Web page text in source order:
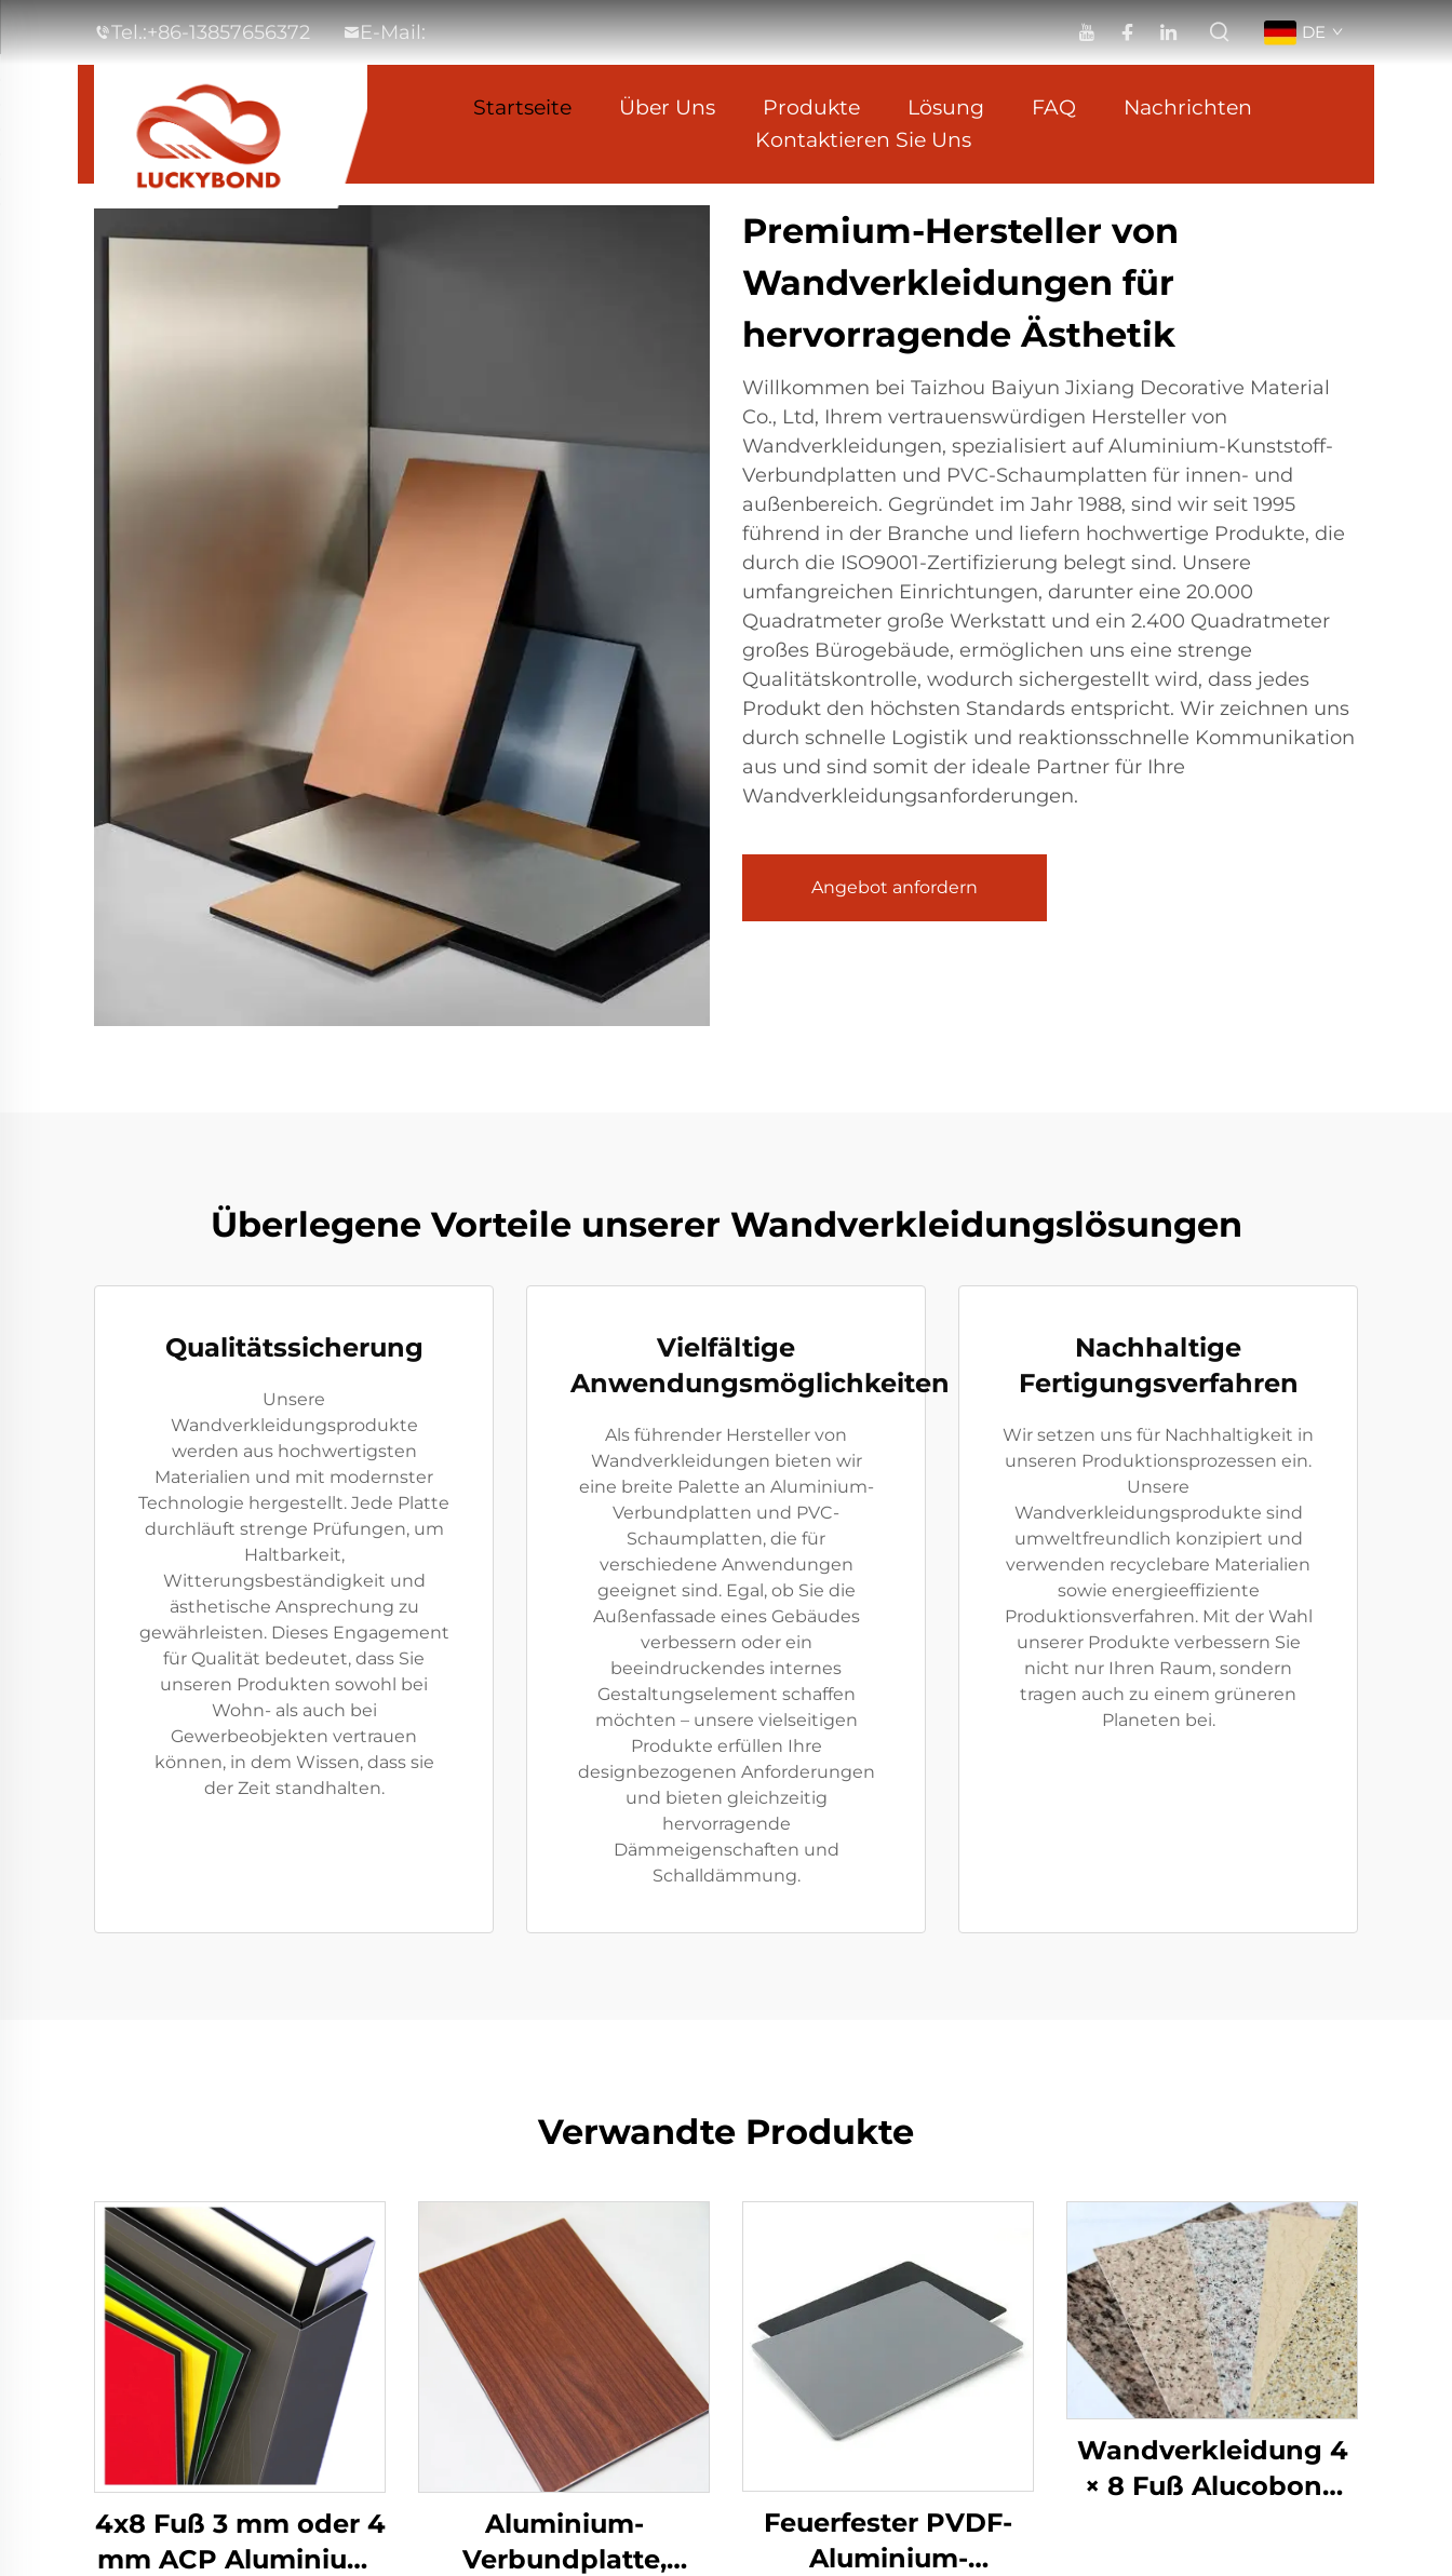
Tel.:+86-13857656372 E-Mail: DE
Startseite Über Uns Produkte Lösung FAQ
Nachrichten
Kontaktieren Sie Uns
Premium-Hersteller von
Wandverkleidungen für
hervorragende Ästhetik
Willkommen bei Taizhou Baiyun Jixiang Decorative Material
Co., Ltd, Ihrem vertrauenswürdigen Hersteller von
Wandverkleidungen, spezialisiert auf Aluminium-Kunststoff-
Verbundplatten und PVC-Schaumplatten für innen- und
außenbereich. Gegründet im Jahr 1988, sind wir seit 1995
führend in der Branche und liefern hochwertige Produkte, die
durch die ISO9001-Zertifizierung belegt sind. Unsere
umfangreichen Einrichtungen, darunter eine 20.000
Quadratmeter große Werkstatt und ein 2.400 Quadratmeter
großes Bürogebäude, ermöglichen uns eine strenge
Qualitätskontrolle, wodurch sichergestellt wird, dass jedes
Produkt den höchsten Standards entspricht. Wir zeichnen uns
durch schnelle Logistik und reaktionsschnelle Kommunikation
aus und sind somit der ideale Partner für Ihre
Wandverkleidungsanforderungen.
Angebot anfordern
Überlegene Vorteile unserer Wandverkleidungslösungen
Qualitätssicherung
Unsere
Wandverkleidungsprodukte
werden aus hochwertigsten
Materialien und mit modernster
Technologie hergestellt. Jede Platte
durchläuft strenge Prüfungen, um
Haltbarkeit,
Witterungsbeständigkeit und
ästhetische Ansprechung zu
gewährleisten. Dieses Engagement
für Qualität bedeutet, dass Sie
unseren Produkten sowohl bei
Wohn- als auch bei
Gewerbeobjekten vertrauen
können, in dem Wissen, dass sie
der Zeit standhalten.
Vielfältige
Anwendungsmöglichkeiten
Als führender Hersteller von
Wandverkleidungen bieten wir
eine breite Palette an Aluminium-
Verbundplatten und PVC-
Schaumplatten, die für
verschiedene Anwendungen
geeignet sind. Egal, ob Sie die
Außenfassade eines Gebäudes
verbessern oder ein
beeindruckendes internes
Gestaltungselement schaffen
möchten – unsere vielseitigen
Produkte erfüllen Ihre
designbezogenen Anforderungen
und bieten gleichzeitig
hervorragende
Dämmeigenschaften und
Schalldämmung.
Nachhaltige
Fertigungsverfahren
Wir setzen uns für Nachhaltigkeit in
unseren Produktionsprozessen ein.
Unsere
Wandverkleidungsprodukte sind
umweltfreundlich konzipiert und
verwenden recyclebare Materialien
sowie energieeffiziente
Produktionsverfahren. Mit der Wahl
unserer Produkte verbessern Sie
nicht nur Ihren Raum, sondern
tragen auch zu einem grüneren
Planeten bei.
Verwandte Produkte
4x8 Fuß 3 mm oder 4
mm ACP Aluminium-
Aluminium-
Verbundplatte,
Feuerfester PVDF-
Aluminium-
Wandverkleidung 4
× 8 Fuß Alucobond